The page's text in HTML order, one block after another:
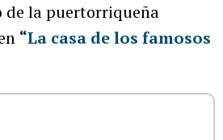
la puertorriqueña
“La casa de los famosos